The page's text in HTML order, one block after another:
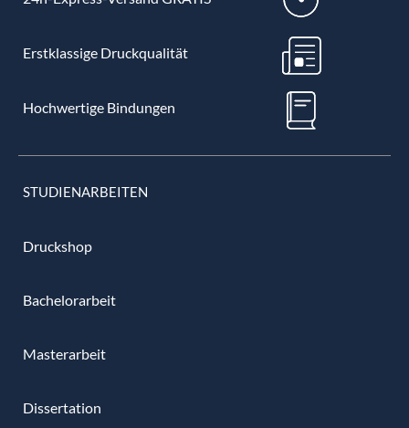
Erstklassige Druckqualität
Hochwertige Bindungen
STUDIENARBEITEN
Druckshop
Bachelorarbeit
Masterarbeit
Dissertation